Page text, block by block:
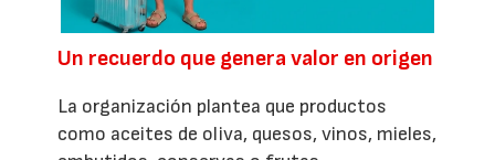
Un recuerdo que genera valor en origen
La organización plantea que productos
como aceites de oliva, quesos, vinos, mieles,